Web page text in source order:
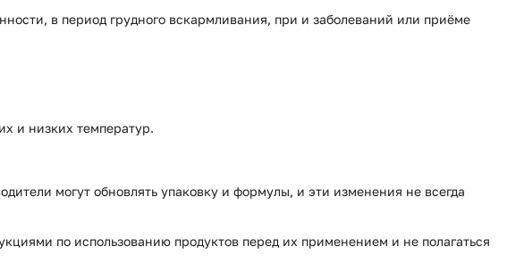
в период грудного вскармливания, при и заболеваний или приёме
и низких температур.
могут обновлять упаковку и формулы, и эти изменения не всегда
по использованию продуктов перед их применением и не полагаться